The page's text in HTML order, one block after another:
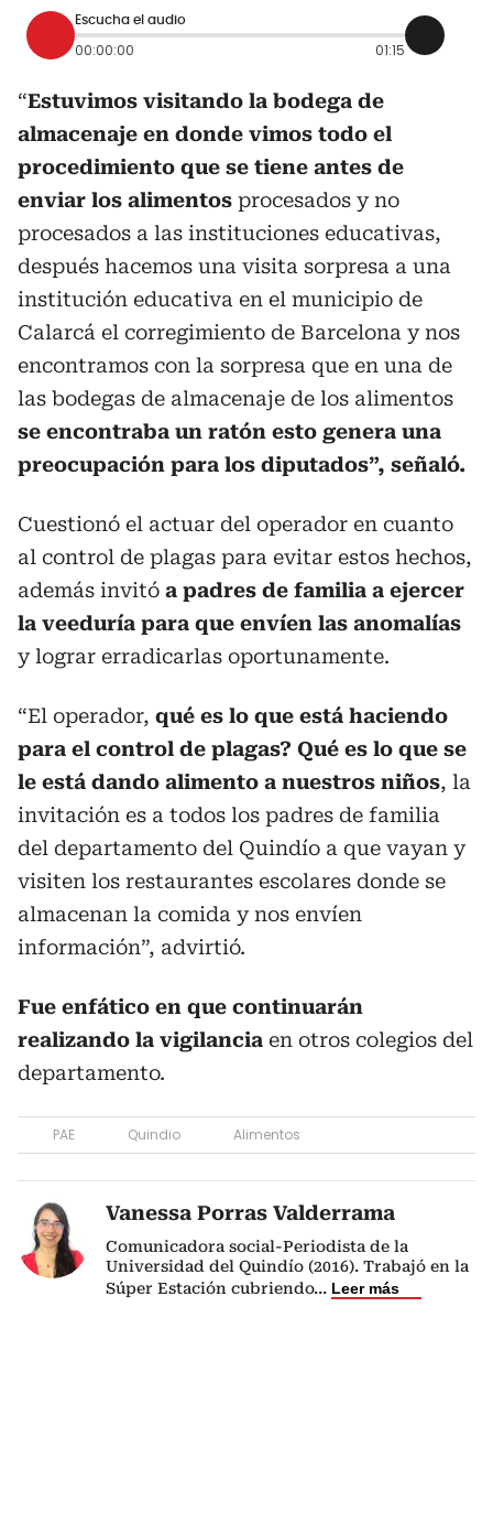
Escucha el audio
00:00:00 01:15
“Estuvimos visitando la bodega de
almacenaje en donde vimos todo el
procedimiento que se tiene antes de
enviar los alimentos procesados y no
procesados a las instituciones educativas,
después hacemos una visita sorpresa a una
institución educativa en el municipio de
Calarcá el corregimiento de Barcelona y nos
encontramos con la sorpresa que en una de
las bodegas de almacenaje de los alimentos
se encontraba un ratón esto genera una
preocupación para los diputados”, señaló.
Cuestionó el actuar del operador en cuanto
al control de plagas para evitar estos hechos,
además invitó a padres de familia a ejercer
la veeduría para que envíen las anomalías
y lograr erradicarlas oportunamente.
“El operador, qué es lo que está haciendo
para el control de plagas? Qué es lo que se
le está dando alimento a nuestros niños, la
invitación es a todos los padres de familia
del departamento del Quindío a que vayan y
visiten los restaurantes escolares donde se
almacenan la comida y nos envíen
información”, advirtió.
Fue enfático en que continuarán
realizando la vigilancia en otros colegios del
departamento.
PAE Quindio Alimentos
Vanessa Porras Valderrama
Comunicadora social-Periodista de la
Universidad del Quindío (2016). Trabajó en la
Súper Estación cubriendo... Leer más